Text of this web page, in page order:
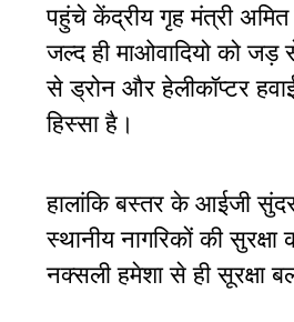
पहुंचे केंद्रीय गृह मंत्री
जल्द ही माओवादियो को
से ड्रोन और हेलीकॉप्टर
हिस्सा है।
हालांकि बस्तर के आईजी
स्थानीय नागरिकों की
नक्सली हमेशा से ही सूरक्षा